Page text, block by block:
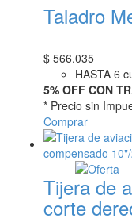
Taladro
$ 566.035
HASTA 6
5% OFF CON
* Precio sin
Comprar
Tijera de
corte